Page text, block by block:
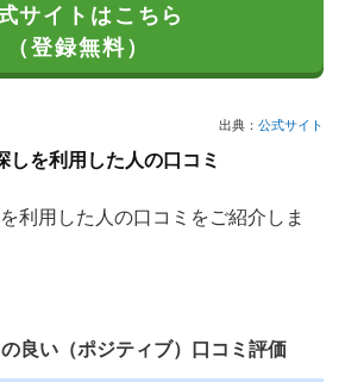
サイトはこちら
（登録無料）
出典： 公式サイト
しを利用した人の口コミ
利用した人の口コミをご紹介しま
良い（ポジティブ）口コミ評価